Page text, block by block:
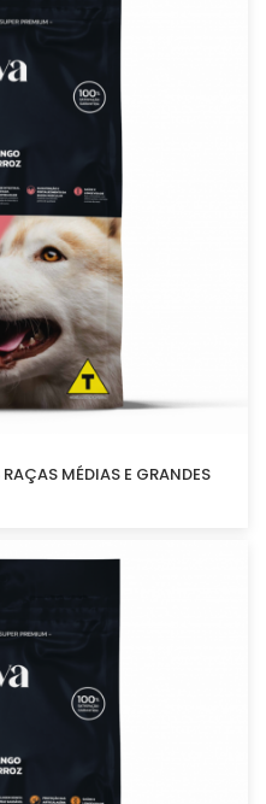
RAÇAS MÉDIAS E GRANDES